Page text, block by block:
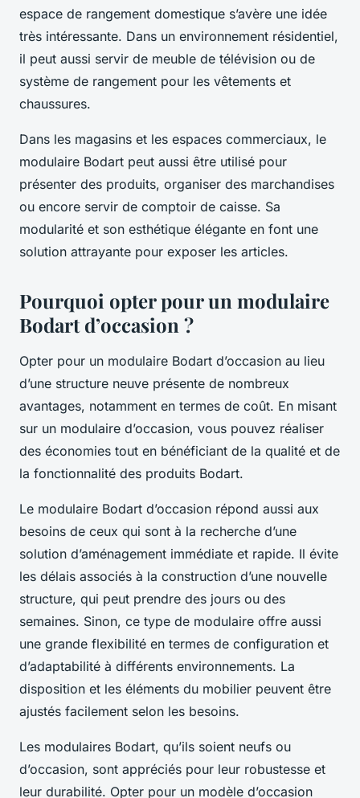
espace de rangement domestique s’avère une idée
très intéressante. Dans un environnement résidentiel,
il peut aussi servir de meuble de télévision ou de
système de rangement pour les vêtements et
chaussures.
Dans les magasins et les espaces commerciaux, le
modulaire Bodart peut aussi être utilisé pour
présenter des produits, organiser des marchandises
ou encore servir de comptoir de caisse. Sa
modularité et son esthétique élégante en font une
solution attrayante pour exposer les articles.
Pourquoi opter pour un modulaire
Bodart d’occasion ?
Opter pour un modulaire Bodart d’occasion au lieu
d’une structure neuve présente de nombreux
avantages, notamment en termes de coût. En misant
sur un modulaire d’occasion, vous pouvez réaliser
des économies tout en bénéficiant de la qualité et de
la fonctionnalité des produits Bodart.
Le modulaire Bodart d’occasion répond aussi aux
besoins de ceux qui sont à la recherche d’une
solution d’aménagement immédiate et rapide. Il évite
les délais associés à la construction d’une nouvelle
structure, qui peut prendre des jours ou des
semaines. Sinon, ce type de modulaire offre aussi
une grande flexibilité en termes de configuration et
d’adaptabilité à différents environnements. La
disposition et les éléments du mobilier peuvent être
ajustés facilement selon les besoins.
Les modulaires Bodart, qu’ils soient neufs ou
d’occasion, sont appréciés pour leur robustesse et
leur durabilité. Opter pour un modèle d’occasion